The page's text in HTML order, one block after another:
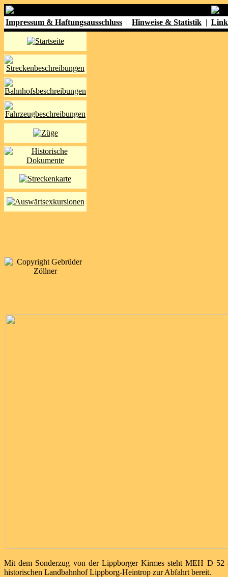
Impressum & Haftungsausschluss | Hinweise & Statistik |
Mit dem Sonderzug von der Lippborger Kirmes steht MEH D
historischen Landbahnhof Lippborg-Heintrop zur Abfahrt bereit.